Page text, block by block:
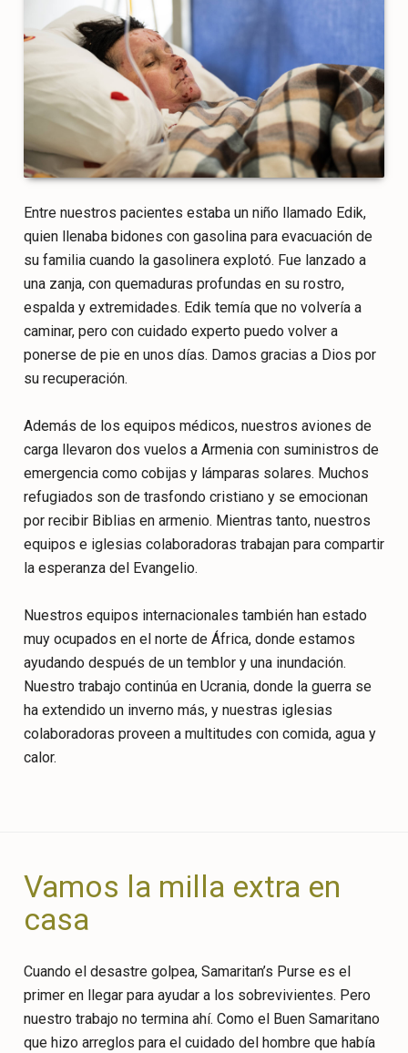
Entre nuestros pacientes estaba un niño llamado Edik,
quien llenaba bidones con gasolina para evacuación de
su familia cuando la gasolinera explotó. Fue lanzado a
una zanja, con quemaduras profundas en su rostro,
espalda y extremidades. Edik temía que no volvería a
caminar, pero con cuidado experto puedo volver a
ponerse de pie en unos días. Damos gracias a Dios por
su recuperación.
Además de los equipos médicos, nuestros aviones de
carga llevaron dos vuelos a Armenia con suministros de
emergencia como cobijas y lámparas solares. Muchos
refugiados son de trasfondo cristiano y se emocionan
por recibir Biblias en armenio. Mientras tanto, nuestros
equipos e iglesias colaboradoras trabajan para compartir
la esperanza del Evangelio.
Nuestros equipos internacionales también han estado
muy ocupados en el norte de África, donde estamos
ayudando después de un temblor y una inundación.
Nuestro trabajo continúa en Ucrania, donde la guerra se
ha extendido un inverno más, y nuestras iglesias
colaboradoras proveen a multitudes con comida, agua y
calor.
Vamos la milla extra en
casa
Cuando el desastre golpea, Samaritan’s Purse es el
primer en llegar para ayudar a los sobrevivientes. Pero
nuestro trabajo no termina ahí. Como el Buen Samaritano
que hizo arreglos para el cuidado del hombre que había